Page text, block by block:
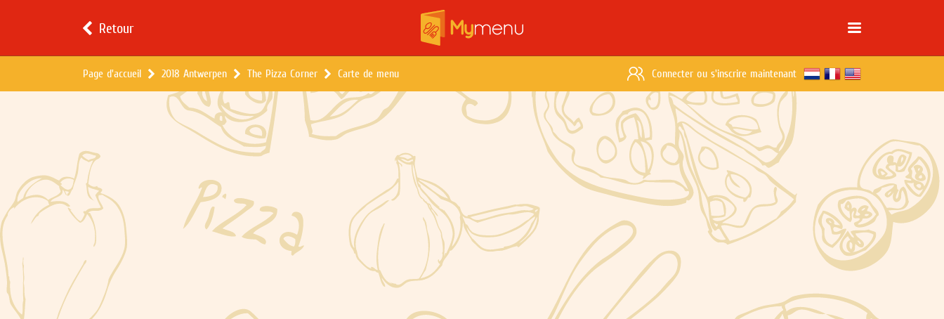
Retour
Page d'accueil 2018 Antwerpen The Pizza Corner Carte de menu Connecter ou s'inscrire maintenant